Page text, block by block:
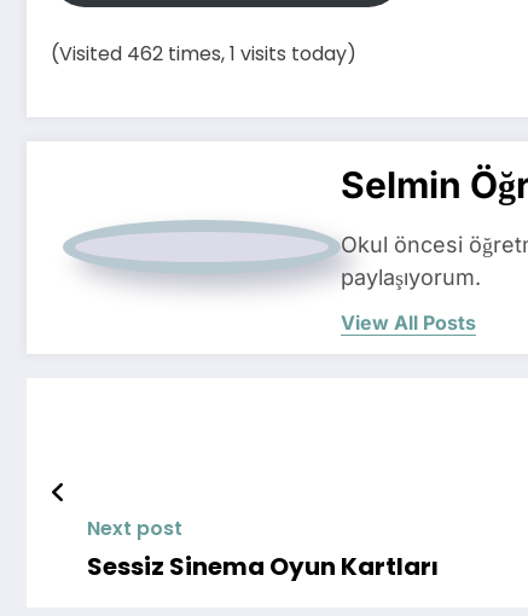
(Visited 462 times, 1 visits today)
Selmin
Okul öncesi
paylaşıyorum.
View All Posts
Next post
Sessiz Sinema Oyun Kartları